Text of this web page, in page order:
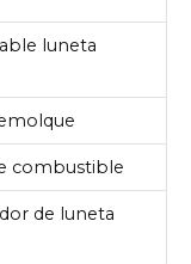
luneta
combustible
de luneta